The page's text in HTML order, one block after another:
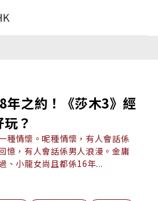
年之約！《莎木3》經
？
種情懷。呢種情懷，有人會話係
憶，有人會話係男人浪漫。金庸
、小龍女尚且都係16年...